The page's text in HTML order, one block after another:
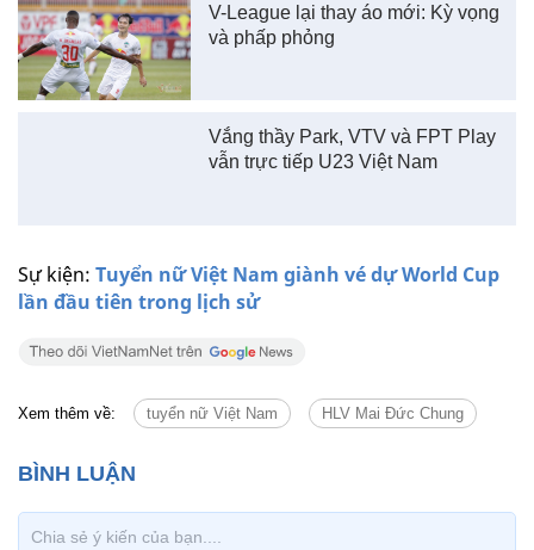
Sự kiện: Tuyển nữ Việt Nam giành vé dự World Cup
lần đầu tiên trong lịch sử
V-League lại thay áo mới: Kỳ vọng
và phấp phỏng
Vắng thầy Park, VTV và FPT Play
vẫn trực tiếp U23 Việt Nam
Xem thêm về: tuyển nữ Việt Nam HLV Mai Đức Chung